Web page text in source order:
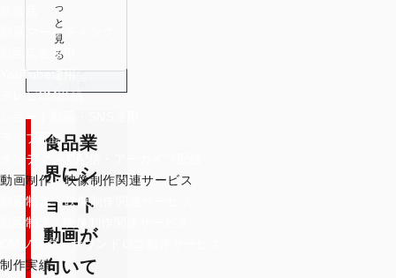
動画マーケティング
動画広告運用
YouTube運用
テレビCM出稿
ショート動画・SNS運用
ライブ配信
オンデマンド配信・アーカイブ配信
動画制作・映像制作関連サービス
動画制作・映像制作関連サービス
動画制作・映像制作関連サービス
CMソング・サウンドロゴ制作サービス
制作実績
と相性
がよい
レコメ
ー外に
できる
「食」
コンテ
ンツの
視聴需
っ
と
見
る
食品業
界にシ
ョート
動画が
向いて